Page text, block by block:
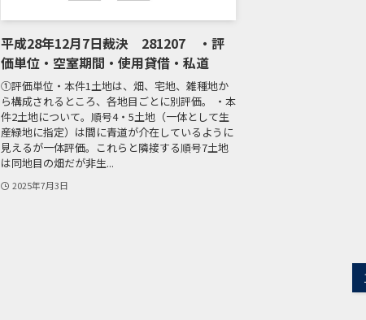
平成28年12月7日裁決 281207 ・評
価単位・空室期間・使用貸借・私道
①評価単位・本件1土地は、畑、宅地、雑種地か
ら構成されるところ、各地目ごとに別評価。 ・本
件2土地について。順号4・5土地（一体として生
産緑地に指定）は間に青道が介在しているように
見えるが一体評価。これらと隣接する順号7土地
は同地目の畑だが非生...
2025年7月3日